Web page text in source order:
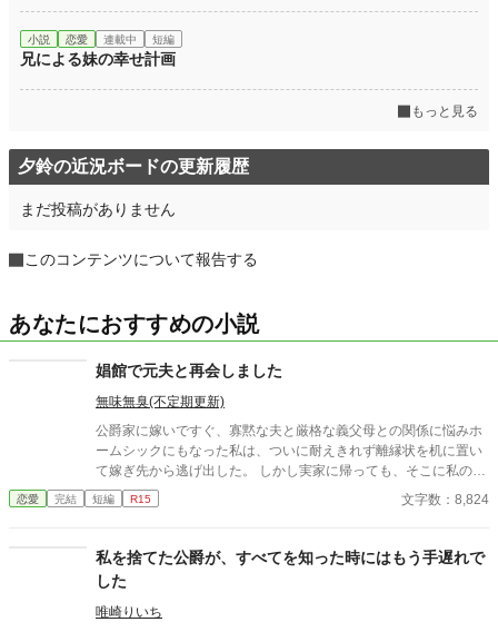
小説 恋愛 連載中 短編
兄による妹の幸せ計画
もっと見る
夕鈴の近況ボードの更新履歴
まだ投稿がありません
このコンテンツについて報告する
あなたにおすすめの小説
娼館で元夫と再会しました
無味無臭(不定期更新)
公爵家に嫁いですぐ、寡黙な夫と厳格な義父母との関係に悩みホ
ームシックにもなった私は、ついに耐えきれず離縁状を机に置い
て嫁ぎ先から逃げ出した。 しかし実家に帰っても、そこに私の居
場所はない。 連れ戻されてしまうと危惧した私は、自らの体を売
って生計を立てることにした。 「シーク様…」 どうして貴方がこ
の！
恋愛 完結 短編 R15 文字数：8,824
私を捨てた公爵が、すべてを知った時にはもう手遅れで
した
唯崎りいち